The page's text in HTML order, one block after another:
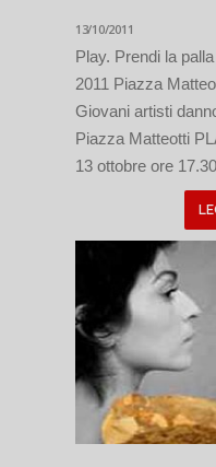
13/10/2011
Play. Prendi la
2011 Piazza
Giovani artisti
Piazza Matteotti
13 ottobre ore